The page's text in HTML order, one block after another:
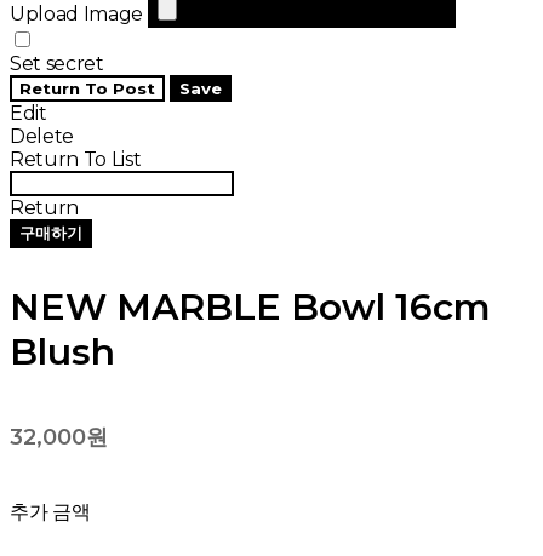
Upload Image
Set secret
Return To Post Save
Edit
Delete
Return To List
Return
구매하기
NEW MARBLE Bowl 16cm
Blush
32,000원
추가 금액